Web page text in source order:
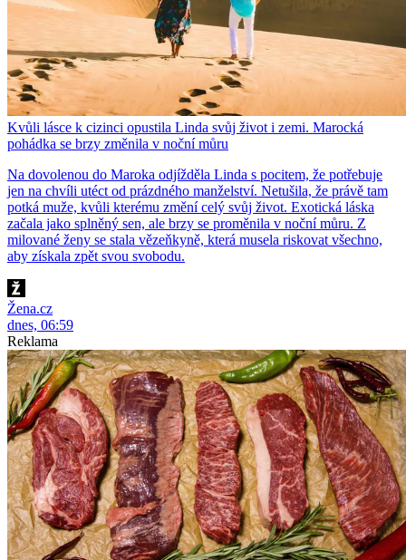
Kvůli lásce k cizinci opustila Linda svůj život i zemi. Marocká
pohádka se brzy změnila v noční můru
Na dovolenou do Maroka odjížděla Linda s pocitem, že potřebuje
jen na chvíli utéct od prázdného manželství. Netušila, že právě tam
potká muže, kvůli kterému změní celý svůj život. Exotická láska
začala jako splněný sen, ale brzy se proměnila v noční můru. Z
milované ženy se stala vězeňkyně, která musela riskovat všechno,
aby získala zpět svou svobodu.
Žena.cz
dnes, 06:59
Reklama